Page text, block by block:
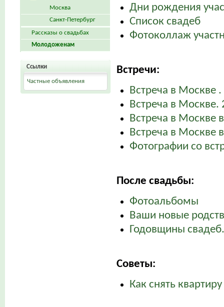
Дни рождения
Список свадеб
Фотоколлаж
Встречи:
Встреча в Москве
Встреча в Москве.
Встреча в Москве
Встреча в Москве
Фотографии со
После свадьбы:
Фотоальбомы
Ваши новые
Годовщины
Советы:
Как снять квартиру
Москва
Санкт-Петербург
Рассказы о свадьбах
Молодоженам
Ссылки
Частные объявления